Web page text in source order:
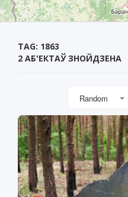
TAG: 1863
2 АБ'ЕКТАЎ ЗНОЙДЗЕНА
Random